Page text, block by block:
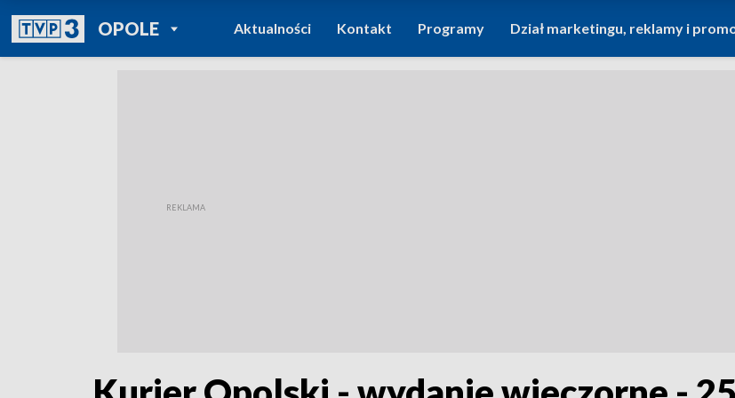
OPOLEPOWRÓT DO
TVP REGIONY
Aktualności Kontakt Programy Dział marketingu, reklamy i